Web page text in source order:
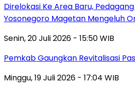
Direlokasi Ke Area Baru,
Yosonegoro Magetan Mengeluh
Senin, 20 Juli 2026 - 15:50 WIB
Pemkab Gaungkan Revitalisasi
Minggu, 19 Juli 2026 - 17:04 WIB